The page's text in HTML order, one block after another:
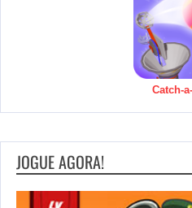
Catch-
JOGUE AGORA!